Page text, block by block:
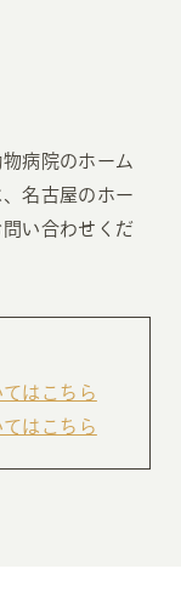
病院のホーム
名古屋のホー
い合わせくだ
はこちら
はこちら